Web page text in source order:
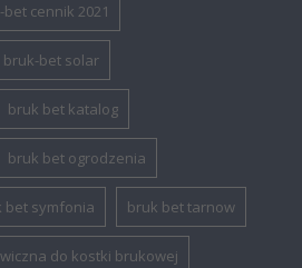
cennik 2021
bruk-bet solar
bruk bet katalog
bruk bet ogrodzenia
bet symfonia bruk bet tarnow
do kostki brukowej